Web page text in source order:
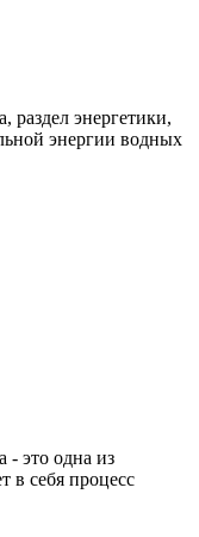
раздел энергетики,
энергии водных
- это одна из
в себя процесс